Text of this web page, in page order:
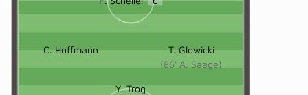
C. Hoffmann
T. Glowicki
(86' A. Saage)
Y. Trog